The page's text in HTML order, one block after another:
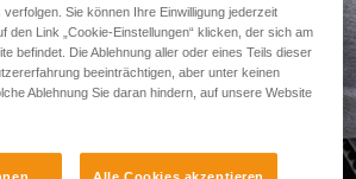
Tool zur
STURZRAUMES
Sie können Ihre Einwilligung jederzeit
den Link „Cookie-Einstellungen“ klicken, der sich am
befindet. Die Ablehnung aller oder eines Teils dieser
beeinträchtigen, aber unter keinen
Ablehnung Sie daran hindern, auf unsere Website